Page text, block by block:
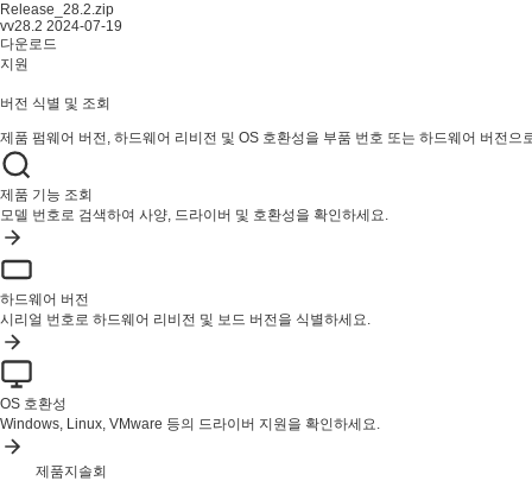
Release_28.2.zip
vv28.2 2024-07-19
다운로드
지원
버전 식별 및 조회
제품 펌웨어 버전, 하드웨어 리비전 및 OS 호환성을 부품 번호 또는 하드웨어 버전으
제품 기능 조회
모델 번호로 검색하여 사양, 드라이버 및 호환성을 확인하세요.
하드웨어 버전
시리얼 번호로 하드웨어 리비전 및 보드 버전을 식별하세요.
OS 호환성
Windows, Linux, VMware 등의 드라이버 지원을 확인하세요.
제품지 솔회